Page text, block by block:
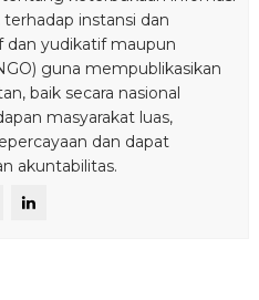
terhadap instansi dan
dan yudikatif maupun
guna mempublikasikan
baik secara nasional
masyarakat luas,
dan dapat
akuntabilitas.